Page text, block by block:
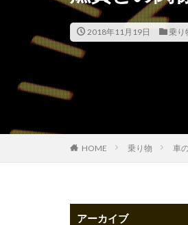
2018年11月19日 乗り
HOME 乗り物 車
アーカイブ